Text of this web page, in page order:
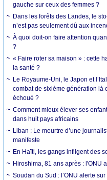
gauche sur ceux des femmes ?
Dans les forêts des Landes, le
n’est pas seulement dû aux
À quoi doit-on faire attention
?
« Faire roter sa maison » : cette
la santé ?
Le Royaume-Uni, le Japon et
combat de sixième génération là
échoué ?
Comment mieux élever ses
dans huit pays africains
Liban : Le meurtre d’une
manifeste
En Haïti, les gangs infligent des
Hiroshima, 81 ans après : l'ONU
Soudan du Sud : l’ONU alerte